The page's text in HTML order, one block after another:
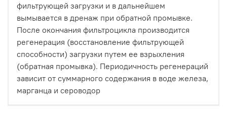
фильтрующей загрузки и в дальнейшем
вымывается в дренаж при обратной промывке.
После окончания фильтроцикла производится
регенерация (восстановление фильтрующей
способности) загрузки путем ее взрыхления
(обратная промывка). Периодичность регенераций
зависит от суммарного содержания в воде железа,
марганца и сероводор